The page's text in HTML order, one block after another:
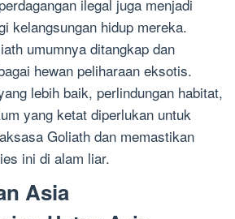
ilegal juga menjadi
kelangsungan hidup mereka.
umumnya ditangkap dan
hewan peliharaan eksotis.
lebih baik, perlindungan habitat,
yang ketat diperlukan untuk
Goliath dan memastikan
ini di alam liar.
Asia